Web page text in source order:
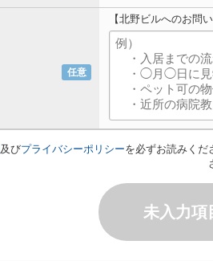
任意
【北野ビルへのお問い
及びプライバシーポリシーを必ずお読みくだ
未入力項